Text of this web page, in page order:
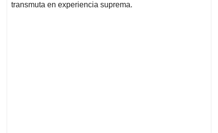
transmuta en experiencia suprema.